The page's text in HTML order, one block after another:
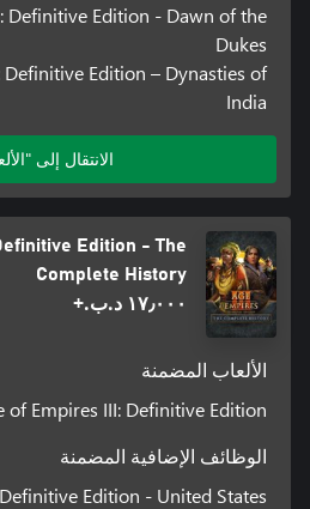
Definitive Edition - Dawn of the
Dukes
Definitive Edition – Dynasties of
India
الانتقال إلى
Edition - The
Complete History
١٧٫٠٠٠ د.ب.‏+
الألعاب المضمنة
of Empires III: Definitive Edition
الوظائف الإضافية المضمنة
Edition - United States